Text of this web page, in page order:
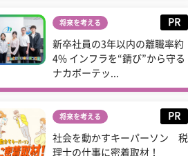
将来を考える PR
新卒社員の3年以内の離職率約
4% インフラを“錆び”から守る
ナカボーテッ...
将来を考える PR
社会を動かすキーパーソン 税
理士の仕事に密着取材！